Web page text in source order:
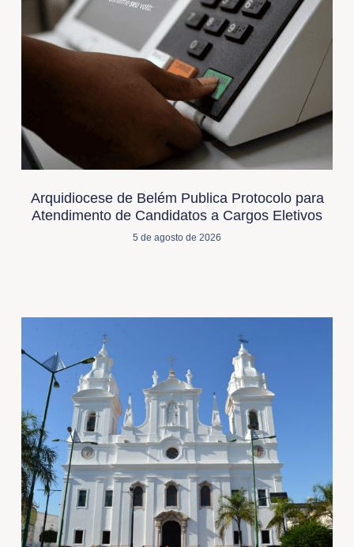
Arquidiocese de Belém Publica Protocolo para
Atendimento de Candidatos a Cargos Eletivos
5 de agosto de 2026